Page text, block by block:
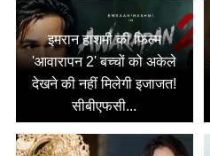
इमरान हाशमी की फिल्म
'आवारापन 2' बच्चों को अकेले
देखने की नहीं मिलेगी इजाजत!
सीबीएफसी...